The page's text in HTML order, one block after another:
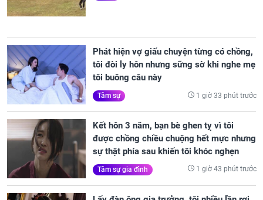
Phát hiện vợ giấu chuyện từng có chồng,
tôi đòi ly hôn nhưng sững sờ khi nghe mẹ
tôi buông câu này
Tâm sự 1 giờ 33 phút trước
Kết hôn 3 năm, bạn bè ghen tỵ vì tôi
được chồng chiều chuộng hết mực nhưng
sự thật phía sau khiến tôi khóc nghẹn
Tâm sự gia đình 1 giờ 43 phút trước